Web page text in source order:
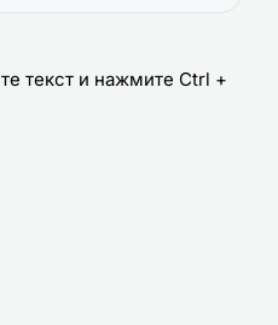
текст и нажмите Ctrl +